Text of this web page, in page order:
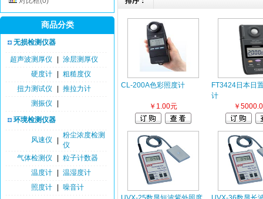
商品分类
无损检测仪器
超声波测厚仪
涂层测厚仪
硬度计
粗糙度仪
扭力测试仪
推拉力计
测振仪
环境检测仪器
风速仪
粉尘浓度检测
仪
气体检测仪
粒子计数器
温度计
温湿度计
照度计
噪音计
CL-200A色彩照度计
￥1.00元
FT3424日本日
计
￥